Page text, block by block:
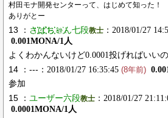
村田モナ開発センターって、はじめて知った！
ありがとー
13 ： さ҉҉ば҉҉ち҉҉ゃ҉ん七段教士 ：2018/01/27
0.001MONA/1人
よくわかんないけど0.0001投げればいい
14 ：--- ：2018/01/27 16:35:45 (8年前)
参加
15 ： ユーザー六段教士 ：2018/01/27
0.0001MONA/1人